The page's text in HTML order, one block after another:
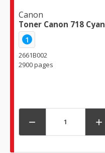
Canon
Toner Canon 718 Cyan
1
2661B002
2900 pages
 